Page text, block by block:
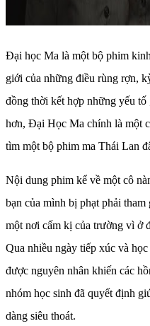
Đại học Ma là một bộ phim
giới của những điều rùng rợn,
đồng thời kết hợp những yếu tố
hơn, Đại Học Ma chính là một
tìm một bộ phim ma Thái Lan
Nội dung phim kể về một cô
bạn của mình bị phạt phải
một nơi cấm kị của trường vì ở
Qua nhiều ngày tiếp xúc và
được nguyên nhân khiến các
nhóm học sinh đã quyết định
dàng siêu thoát.